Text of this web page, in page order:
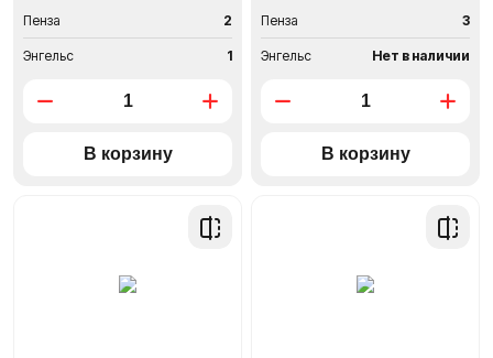
Пенза 2
Энгельс 1
Пенза 3
Энгельс Нет в наличии
Добавить